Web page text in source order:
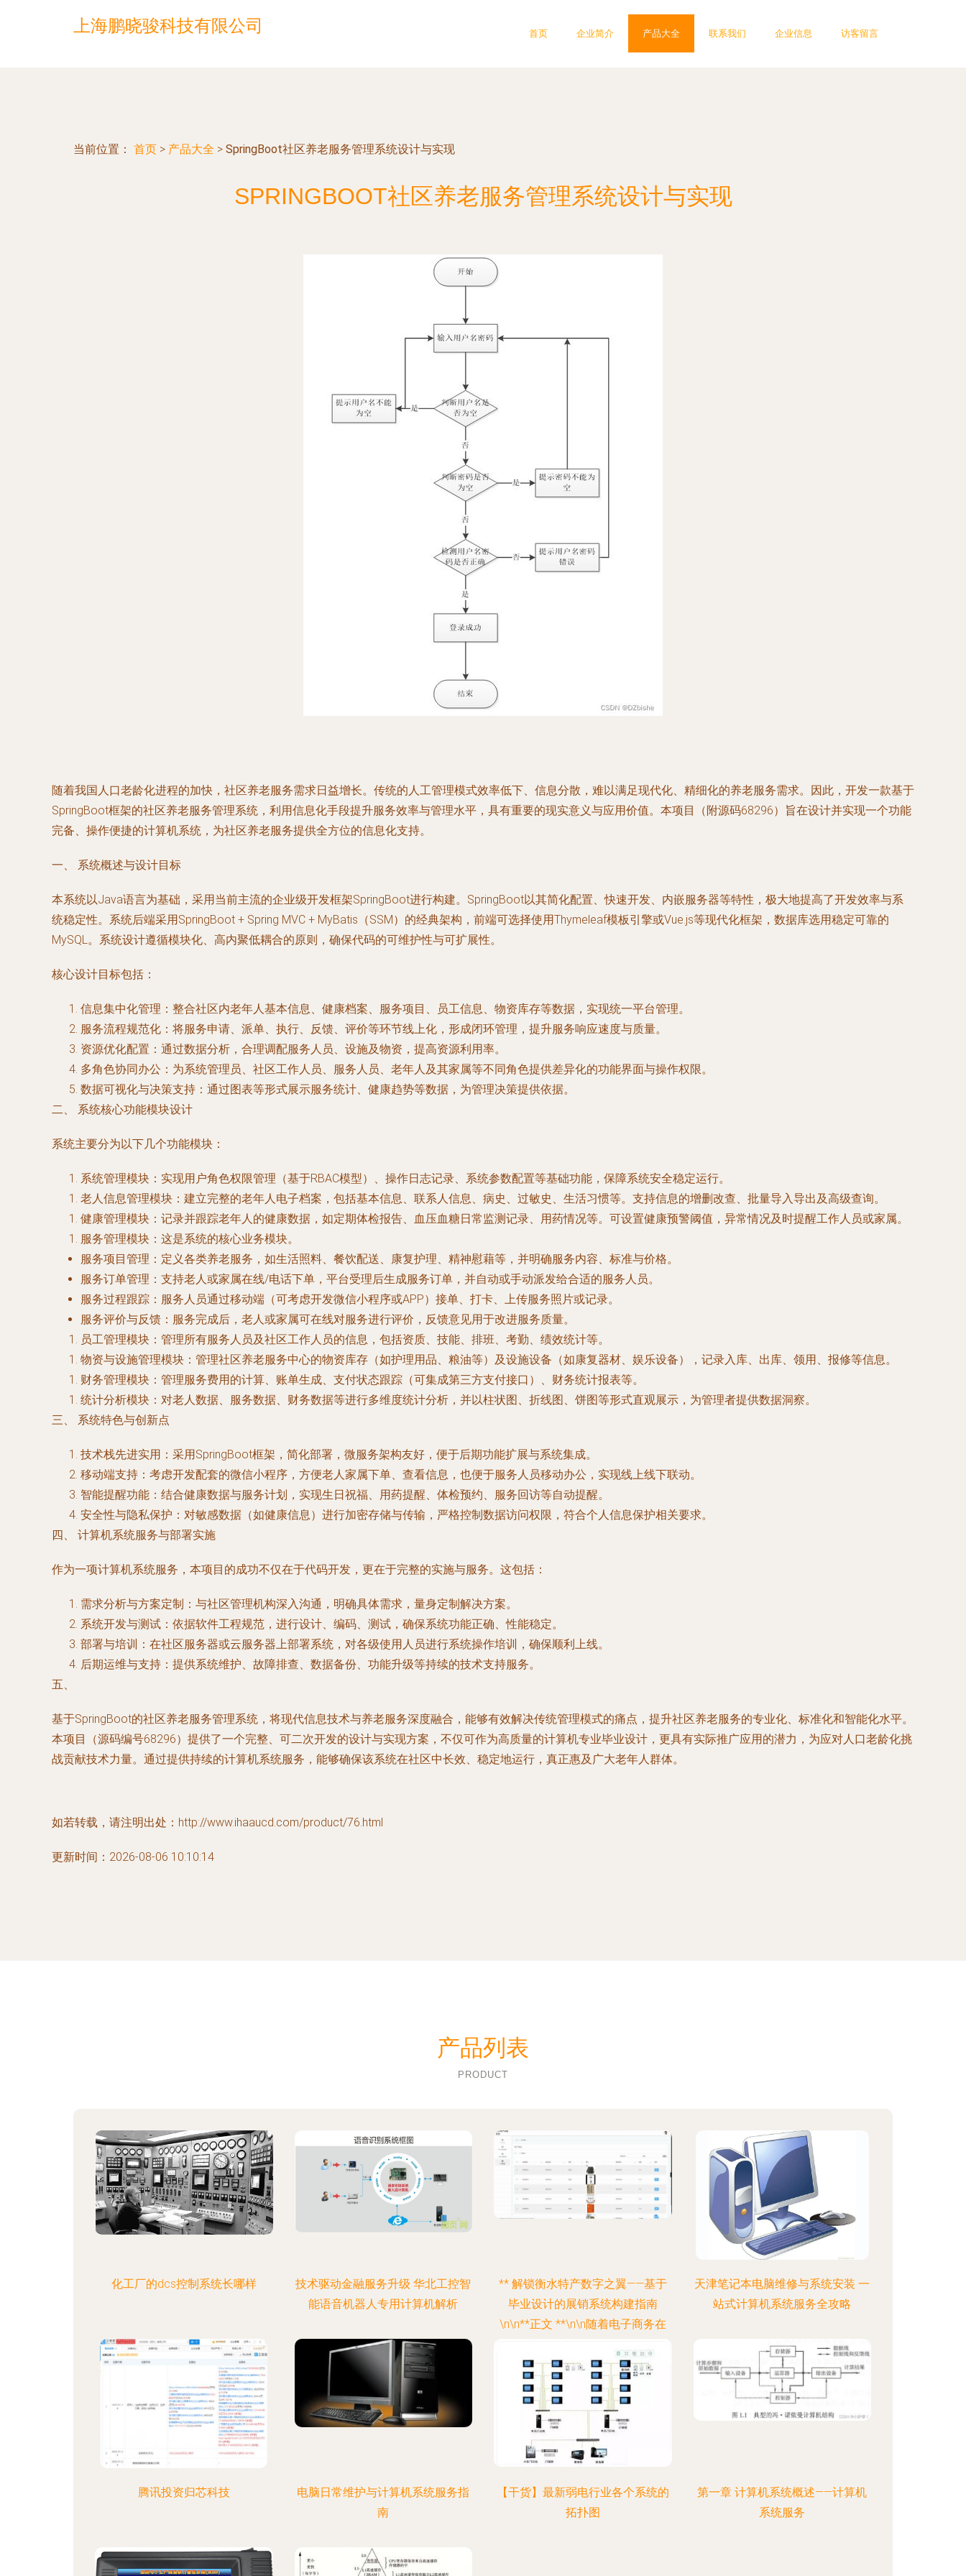
上海鹏晓骏科技有限公司 首页 企业简介 产品大全 联系我们 企业信息 访客留言
当前位置： 首页 > 产品大全 > SpringBoot社区养老服务管理系统设计与实现
SPRINGBOOT社区养老服务管理系统设计与实现
随着我国人口老龄化进程的加快，社区养老服务需求日益增长。传统的人工管理模式效率低下、信息分散，难以满足现代化、精细化的养老服务需求。因此，开发一款基于
SpringBoot框架的社区养老服务管理系统，利用信息化手段提升服务效率与管理水平，具有重要的现实意义与应用价值。本项目（附源码68296）旨在设计并实现一个功能
完备、操作便捷的计算机系统，为社区养老服务提供全方位的信息化支持。
一、 系统概述与设计目标
本系统以Java语言为基础，采用当前主流的企业级开发框架SpringBoot进行构建。SpringBoot以其简化配置、快速开发、内嵌服务器等特性，极大地提高了开发效率与系
统稳定性。系统后端采用SpringBoot + Spring MVC + MyBatis（SSM）的经典架构，前端可选择使用Thymeleaf模板引擎或Vue.js等现代化框架，数据库选用稳定可靠的
MySQL。系统设计遵循模块化、高内聚低耦合的原则，确保代码的可维护性与可扩展性。
核心设计目标包括：
信息集中化管理 ：整合社区内老年人基本信息、健康档案、服务项目、员工信息、物资库存等数据，实现统一平台管理。
服务流程规范化 ：将服务申请、派单、执行、反馈、评价等环节线上化，形成闭环管理，提升服务响应速度与质量。
资源优化配置 ：通过数据分析，合理调配服务人员、设施及物资，提高资源利用率。
多角色协同办公 ：为系统管理员、社区工作人员、服务人员、老年人及其家属等不同角色提供差异化的功能界面与操作权限。
数据可视化与决策支持 ：通过图表等形式展示服务统计、健康趋势等数据，为管理决策提供依据。
二、 系统核心功能模块设计
系统主要分为以下几个功能模块：
系统管理模块 ：实现用户角色权限管理（基于RBAC模型）、操作日志记录、系统参数配置等基础功能，保障系统安全稳定运行。
老人信息管理模块 ：建立完整的老年人电子档案，包括基本信息、联系人信息、病史、过敏史、生活习惯等。支持信息的增删改查、批量导入导出及高级查询。
健康管理模块 ：记录并跟踪老年人的健康数据，如定期体检报告、血压血糖日常监测记录、用药情况等。可设置健康预警阈值，异常情况及时提醒工作人员或家属。
服务管理模块 ：这是系统的核心业务模块。
服务项目管理 ：定义各类养老服务，如生活照料、餐饮配送、康复护理、精神慰藉等，并明确服务内容、标准与价格。
服务订单管理 ：支持老人或家属在线/电话下单，平台受理后生成服务订单，并自动或手动派发给合适的服务人员。
服务过程跟踪 ：服务人员通过移动端（可考虑开发微信小程序或APP）接单、打卡、上传服务照片或记录。
服务评价与反馈 ：服务完成后，老人或家属可在线对服务进行评价，反馈意见用于改进服务质量。
员工管理模块 ：管理所有服务人员及社区工作人员的信息，包括资质、技能、排班、考勤、绩效统计等。
物资与设施管理模块 ：管理社区养老服务中心的物资库存（如护理用品、粮油等）及设施设备（如康复器材、娱乐设备），记录入库、出库、领用、报修等信息。
财务管理模块 ：管理服务费用的计算、账单生成、支付状态跟踪（可集成第三方支付接口）、财务统计报表等。
统计分析模块 ：对老人数据、服务数据、财务数据等进行多维度统计分析，并以柱状图、折线图、饼图等形式直观展示，为管理者提供数据洞察。
三、 系统特色与创新点
技术栈先进实用 ：采用SpringBoot框架，简化部署，微服务架构友好，便于后期功能扩展与系统集成。
移动端支持 ：考虑开发配套的微信小程序，方便老人家属下单、查看信息，也便于服务人员移动办公，实现线上线下联动。
智能提醒功能 ：结合健康数据与服务计划，实现生日祝福、用药提醒、体检预约、服务回访等自动提醒。
安全性与隐私保护 ：对敏感数据（如健康信息）进行加密存储与传输，严格控制数据访问权限，符合个人信息保护相关要求。
四、 计算机系统服务与部署实施
作为一项计算机系统服务，本项目的成功不仅在于代码开发，更在于完整的实施与服务。这包括：
需求分析与方案定制 ：与社区管理机构深入沟通，明确具体需求，量身定制解决方案。
系统开发与测试 ：依据软件工程规范，进行设计、编码、测试，确保系统功能正确、性能稳定。
部署与培训
：在社区服务器或云服务器上部署系统，对各级使用人员进行系统操作培训，确保顺利上线。
后期运维与支持 ：提供系统维护、故障排查、数据备份、功能升级等持续的技术支持服务。
五、
基于SpringBoot的社区养老服务管理系统，将现代信息技术与养老服务深度融合，能够有效解决传统管理模式的痛点，提升社区养老服务的专业化、标准化和智能化水平。
本项目（源码编号68296）提供了一个完整、可二次开发的设计与实现方案，不仅可作为高质量的计算机专业毕业设计，更具有实际推广应用的潜力，为应对人口老龄化挑
战贡献技术力量。通过提供持续的计算机系统服务，能够确保该系统在社区中长效、稳定地运行，真正惠及广大老年人群体。
如若转载，请注明出处：http://www.ihaaucd.com/product/76.html
更新时间：2026-08-06 10:10:14
产品列表
PRODUCT
化工厂的dcs控制系统长哪样
技术驱动金融服务升级 华北工控智
能语音机器人专用计算机解析
** 解锁衡水特产数字之翼——基于
毕业设计的展销系统构建指南
\n\n**正文 **\n\n随着电子商务在
色产品的线上展销平台，已成为推
动区域经济的重要手段。本项目“衡
水特产展销系统”旨在利用现代Web
开发技术，为衡水山区分片悠久的
特色物资，提供一个多方用户体系
的在线信息化网络市场准出入作业
中心。《正文》我们将以实训机构
本体会展示该WebMono实用技
天津笔记本电脑维修与系统安装 一
站式计算机系统服务全攻略
腾讯投资归芯科技
电脑日常维护与计算机系统服务指
南
【干货】最新弱电行业各个系统的
拓扑图
第一章 计算机系统概述——计算机
系统服务